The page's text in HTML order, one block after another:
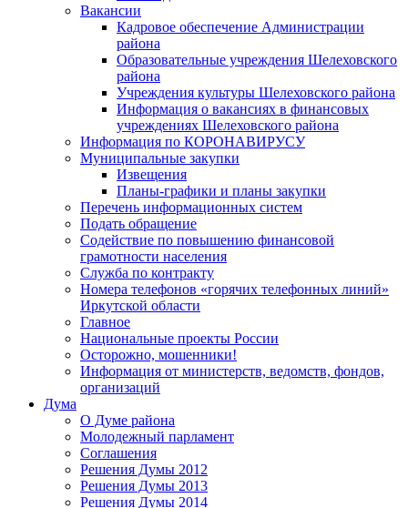
Вакансии
Кадровое обеспечение Администрации
района
Образовательные учреждения Шелеховского
района
Учреждения культуры Шелеховского района
Информация о вакансиях в финансовых
учреждениях Шелеховского района
Информация по КОРОНАВИРУСУ
Муниципальные закупки
Извещения
Планы-графики и планы закупки
Перечень информационных систем
Подать обращение
Содействие по повышению финансовой
грамотности населения
Служба по контракту
Номера телефонов «горячих телефонных линий»
Иркутской области
Главное
Национальные проекты России
Осторожно, мошенники!
Информация от министерств, ведомств, фондов,
организаций
Дума
О Думе района
Молодежный парламент
Соглашения
Решения Думы 2012
Решения Думы 2013
Решения Думы 2014